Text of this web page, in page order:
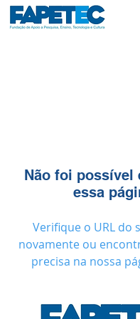
Não foi possível
essa
Verifique o URL do
novamente ou
precisa na nossa